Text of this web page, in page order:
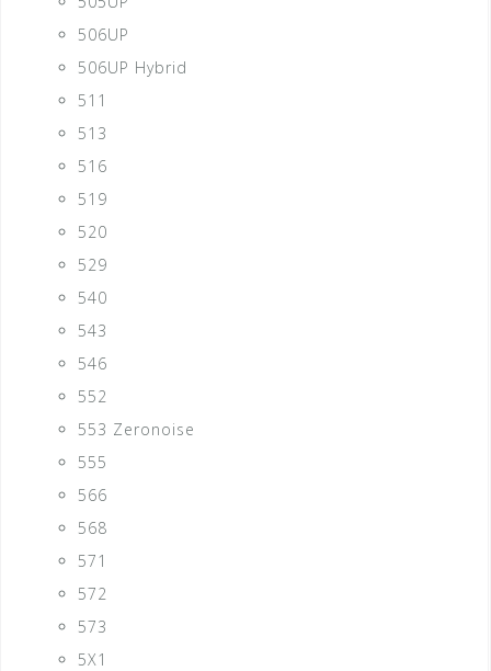
506UP
506UP Hybrid
511
513
516
519
520
529
540
543
546
552
553 Zeronoise
555
566
568
571
572
573
5X1